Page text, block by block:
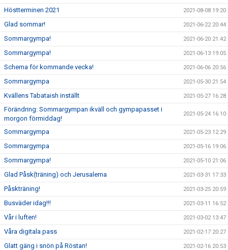
Höstterminen 2021 2021-08-08 19:20
Glad sommar! 2021-06-22 20:44
Sommargympa! 2021-06-20 21:42
Sommargympa! 2021-06-13 19:05
Schema för kommande vecka! 2021-06-06 20:56
Sommargympa 2021-05-30 21:54
Kvällens Tabataish inställt 2021-05-27 16:28
Förändring: Sommargympan ikväll och gympapasset i
morgon förmiddag!
2021-05-24 16:10
Sommargympa 2021-05-23 12:29
Sommargympa 2021-05-16 19:06
Sommargympa! 2021-05-10 21:06
Glad Påsk(träning) och Jerusalema 2021-03-31 17:33
Påskträning! 2021-03-25 20:59
Busväder idag!!! 2021-03-11 16:52
Vår i luften! 2021-03-02 13:47
Våra digitala pass 2021-02-17 20:27
Glatt gäng i snön på Röstan! 2021-02-16 20:53